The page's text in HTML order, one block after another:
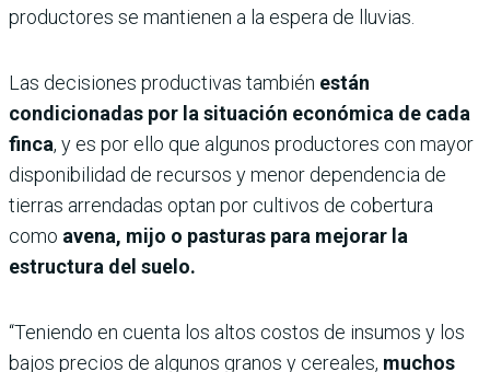
productores se mantienen a la espera de lluvias.
Las decisiones productivas también están
condicionadas por la situación económica de cada
finca, y es por ello que algunos productores con mayor
disponibilidad de recursos y menor dependencia de
tierras arrendadas optan por cultivos de cobertura
como avena, mijo o pasturas para mejorar la
estructura del suelo.
“Teniendo en cuenta los altos costos de insumos y los
bajos precios de algunos granos y cereales, muchos